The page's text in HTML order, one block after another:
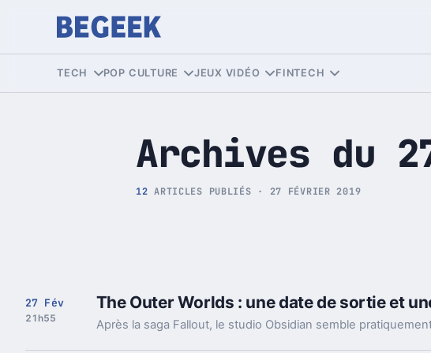
Tech et Pop culture
TECH POP CULTURE JEUX VIDÉO FINTECH
Archives du
12 ARTICLES PUBLIÉS · 27 FÉVRIER 2019
27 Fév
21h55
The Outer Worlds : une date de sortie et